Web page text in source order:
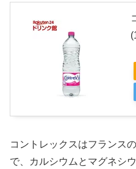
コントレックスはフランス
で、カルシウムとマグネシ